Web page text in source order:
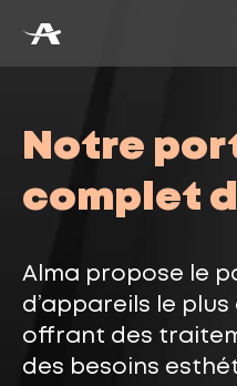
Notre
complet
Alma propose le
d’appareils le
offrant des
des besoins